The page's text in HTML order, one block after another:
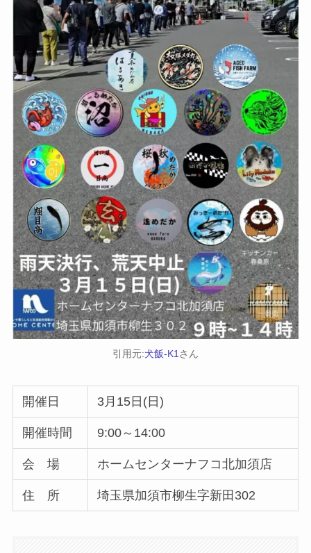
引用元:犬飯-K1 さん
開催日 3月15日(日)
開催時間 9:00～14:00
会 場 ホームセンターナフコ北加須店
住 所 埼玉県加須市柳生字新田302